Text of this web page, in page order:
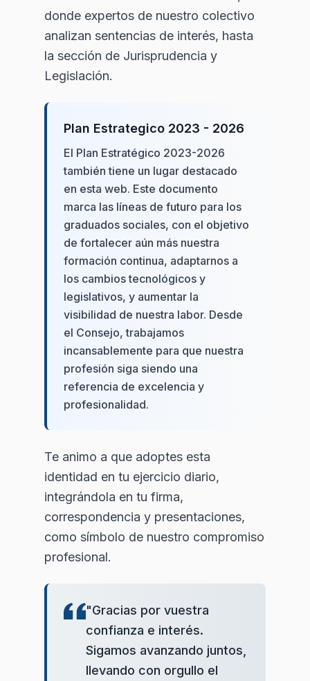
donde expertos de nuestro colectivo
analizan sentencias de interés, hasta
la sección de Jurisprudencia y
Legislación.
Plan Estrategico 2023 - 2026
El Plan Estratégico 2023-2026
también tiene un lugar destacado
en esta web. Este documento
marca las líneas de futuro para los
graduados sociales, con el objetivo
de fortalecer aún más nuestra
formación continua, adaptarnos a
los cambios tecnológicos y
legislativos, y aumentar la
visibilidad de nuestra labor. Desde
el Consejo, trabajamos
incansablemente para que nuestra
profesión siga siendo una
referencia de excelencia y
profesionalidad.
Te animo a que adoptes esta
identidad en tu ejercicio diario,
integrándola en tu firma,
correspondencia y presentaciones,
como símbolo de nuestro compromiso
profesional.
"Gracias por vuestra
confianza e interés.
Sigamos avanzando juntos,
llevando con orgullo el